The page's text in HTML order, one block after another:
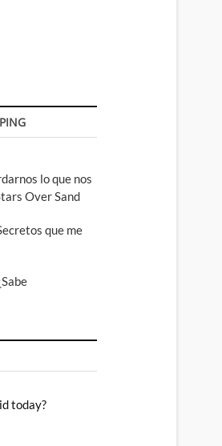
lo que nos
Over Sand
que me
today?